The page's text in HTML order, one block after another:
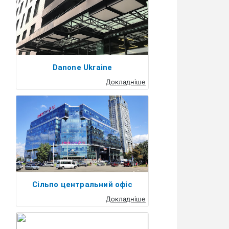
Danone Ukraine
Докладніше
Сільпо центральний офіс
Докладніше